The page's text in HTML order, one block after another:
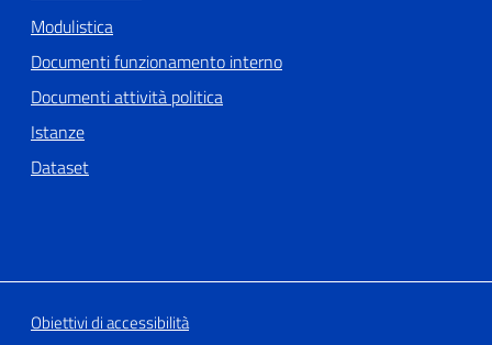
Modulistica
Documenti funzionamento interno
Documenti attività politica
Istanze
Dataset
Obiettivi di accessibilità